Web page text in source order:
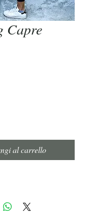
Capre
al carrello